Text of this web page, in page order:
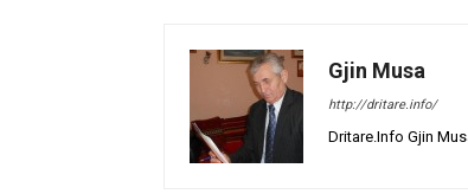
Gjin Musa
http://dritare.info/
Dritare.Info Gjin